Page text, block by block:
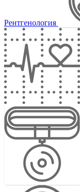
Рентгенология